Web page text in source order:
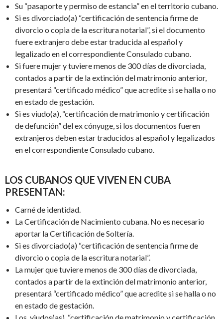
Su “pasaporte y permiso de estancia” en el territorio cubano.
Si es divorciado(a) “certificación de sentencia firme de
divorcio o copia de la escritura notarial”, si el documento
fuere extranjero debe estar traducida al español y
legalizado en el correspondiente Consulado cubano.
Si fuere mujer y tuviere menos de 300 días de divorciada,
contados a partir de la extinción del matrimonio anterior,
presentará “certificado médico” que acredite si se halla o no
en estado de gestación.
Si es viudo(a), “certificación de matrimonio y certificación
de defunción” del ex cónyuge, si los documentos fueren
extranjeros deben estar traducidos al español y legalizados
en el correspondiente Consulado cubano.
LOS CUBANOS QUE VIVEN EN CUBA
PRESENTAN:
Carné de identidad.
La Certificación de Nacimiento cubana. No es necesario
aportar la Certificación de Soltería.
Si es divorciado(a) “certificación de sentencia firme de
divorcio o copia de la escritura notarial”.
La mujer que tuviere menos de 300 días de divorciada,
contados a partir de la extinción del matrimonio anterior,
presentará “certificado médico” que acredite si se halla o no
en estado de gestación.